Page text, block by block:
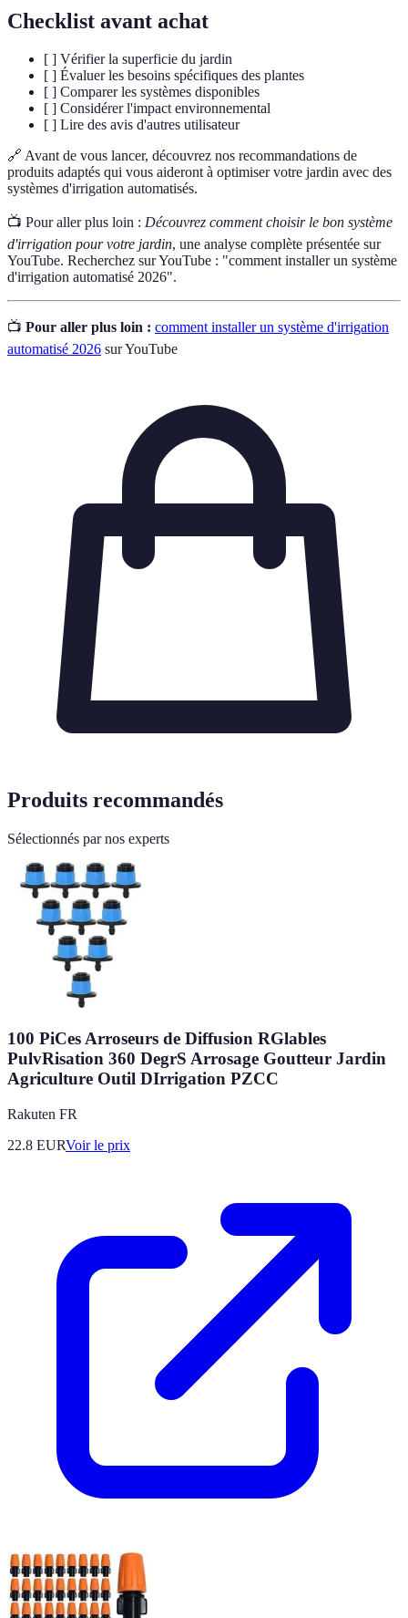
Checklist avant achat
[ ] Vérifier la superficie du jardin
[ ] Évaluer les besoins spécifiques des plantes
[ ] Comparer les systèmes disponibles
[ ] Considérer l'impact environnemental
[ ] Lire des avis d'autres utilisateur
🔗 Avant de vous lancer, découvrez nos recommandations de
produits adaptés qui vous aideront à optimiser votre jardin avec des
systèmes d'irrigation automatisés.
📺 Pour aller plus loin : Découvrez comment choisir le bon système
d'irrigation pour votre jardin, une analyse complète présentée sur
YouTube. Recherchez sur YouTube : "comment installer un système
d'irrigation automatisé 2026".
📺 Pour aller plus loin : comment installer un système d'irrigation
automatisé 2026 sur YouTube
Produits recommandés
Sélectionnés par nos experts
100 PiCes Arroseurs de Diffusion RGlables
PulvRisation 360 DegrS Arrosage Goutteur Jardin
Agriculture Outil DIrrigation PZCC
Rakuten FR
22.8 EURVoir le prix